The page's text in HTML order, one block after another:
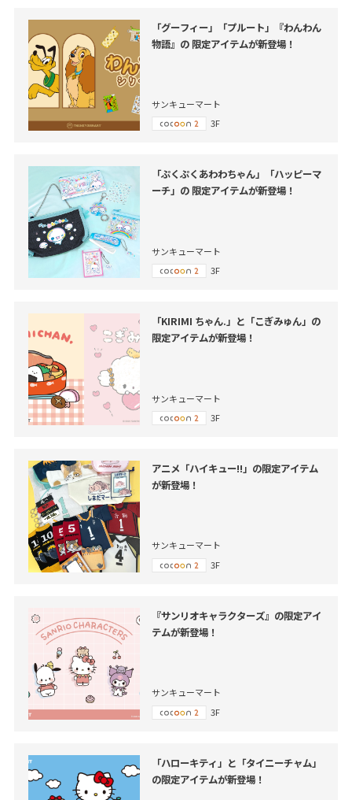
「グーフィー」「プルート」『わんわん
物語』の 限定アイテムが新登場！
サンキューマート
3F
「ぷくぷくあわわちゃん」「ハッピーマ
ーチ」の 限定アイテムが新登場！
サンキューマート
3F
「KIRIMI ちゃん.」と「こぎみゅん」の
限定アイテムが新登場！
サンキューマート
3F
アニメ「ハイキュー!!」の限定アイテム
が新登場！
サンキューマート
3F
『サンリオキャラクターズ』の限定アイ
テムが新登場！
サンキューマート
3F
「ハローキティ」と「タイニーチャム」
の限定アイテムが新登場！